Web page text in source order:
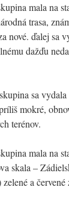
mala na
trasa,
nové. ďalej sa
dažďu
sa
mokré,
terénov.
mala na
skala –
a